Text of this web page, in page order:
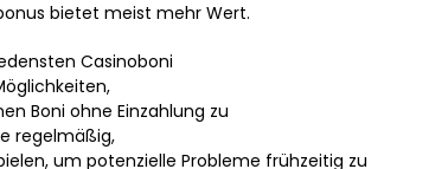
bietet meist mehr Wert.
Casinoboni
Boni ohne Einzahlung zu
regelmäßig,
um potenzielle Probleme frühzeitig zu